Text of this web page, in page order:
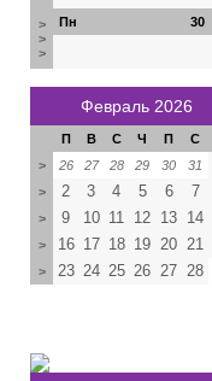
>
>
>
30
Пн
Февраль 2026
П В С Ч П С
>
26 27 28 29 30 31
> 2 3 4 5 6 7
> 9 10 11 12 13 14
> 16 17 18 19 20 21
> 23 24 25 26 27 28